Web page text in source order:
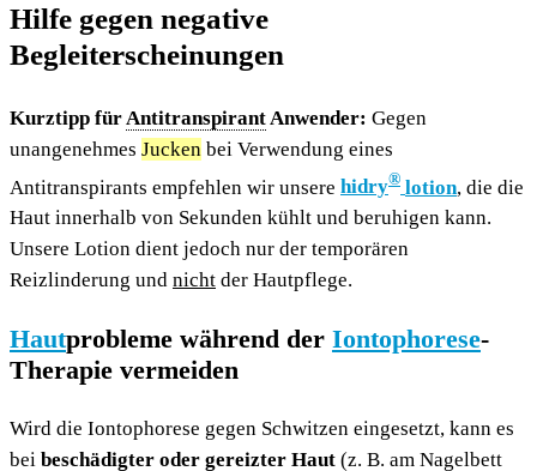
Hilfe gegen negative
Begleiterscheinungen
Kurztipp für Antitranspirant Anwender: Gegen
unangenehmes Jucken bei Verwendung eines
Antitranspirants empfehlen wir unsere hidry® lotion, die die
Haut innerhalb von Sekunden kühlt und beruhigen kann.
Unsere Lotion dient jedoch nur der temporären
Reizlinderung und nicht der Hautpflege.
Hautprobleme während der Iontophorese-
Therapie vermeiden
Wird die Iontophorese gegen Schwitzen eingesetzt, kann es
bei beschädigter oder gereizter Haut (z. B. am Nagelbett